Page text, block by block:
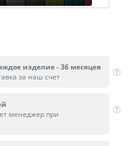
изделие - 36 месяцев
за наш счет
менеджер при